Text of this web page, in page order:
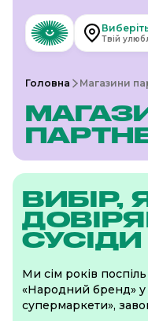
Твій
Головна Магазини
ВИБІР,
СУСІДИ
Ми сім років
«Народний бренд» у
супермаркети»,